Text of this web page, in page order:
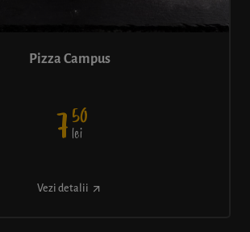
Pizza Campus
750
lei
Vezi detalii